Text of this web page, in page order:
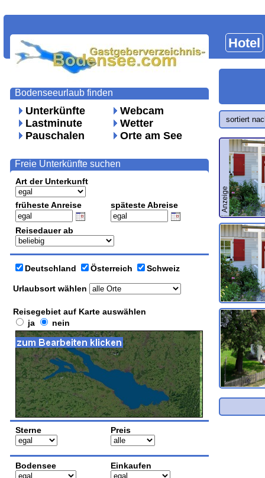
Unterkünfte
Lastminute
Pauschalen
Webcam
Wetter
Orte am See
Bodenseeurlaub finden
Art der Unterkunft
früheste Anreise späteste Abreise
Reisedauer ab
Urlaubsort wählen
Deutschland Österreich Schweiz
Reisegebiet auf Karte auswählen
ja
nein
Sterne Preis
Bodensee Einkaufen
Freie Unterkünfte suchen
Hotel
sortiert
Anzeige